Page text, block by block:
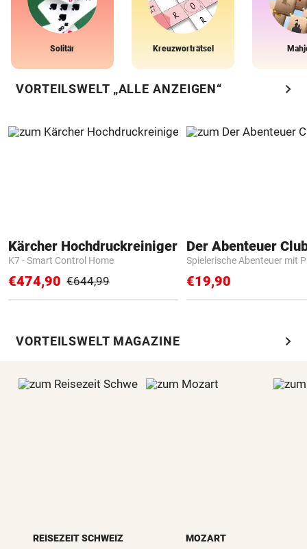
Solitär Kreuzworträtsel
VORTEILSWELT „ALLE ANZEIGEN“ chevron_right
Kärcher Hochdruckreiniger
K7 - Smart Control Home
€474,90 €644,99
Der Abenteuer
Spielerische Abenteuer mit
€19,90
VORTEILSWELT MAGAZINE chevron_right
REISEZEIT SCHWEIZ MOZART